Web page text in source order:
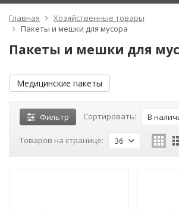
Главная
Хозяйственные товары
Пакеты и мешки для мусора
Пакеты и мешки для
Медицинские пакеты
Фильтр Сортировать: В
Товаров на странице: 36